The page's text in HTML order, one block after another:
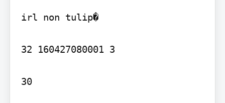
irl non tulip�
32 160427080001 3
30